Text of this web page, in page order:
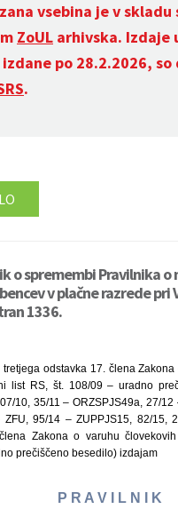
vsebina je v skladu
ZoUL arhivska. Izdaje
po 28.2.2026, so
.
o spremembi Pravilnika
v plačne razrede pri
1336.
tretjega odstavka 17. člena
list RS, št. 108/09 – uradno
10, 35/11 – ORZSPJS49a, 27/
95/14 – ZUPPJS15, 82/15,
Zakona o varuhu
prečiščeno besedilo) izdajam
P R A V I L N I K